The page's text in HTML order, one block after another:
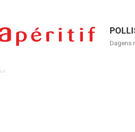
Dagens